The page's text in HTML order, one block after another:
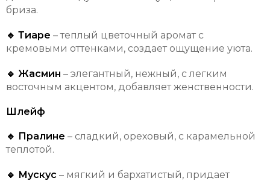
бриза.
🔹 Тиаре – теплый цветочный аромат с
кремовыми оттенками, создает ощущение уюта.
🔹 Жасмин – элегантный, нежный, с легким
восточным акцентом, добавляет женственности.
Шлейф
🔹 Пралине – сладкий, ореховый, с карамельной
теплотой.
🔹 Мускус – мягкий и бархатистый, придает